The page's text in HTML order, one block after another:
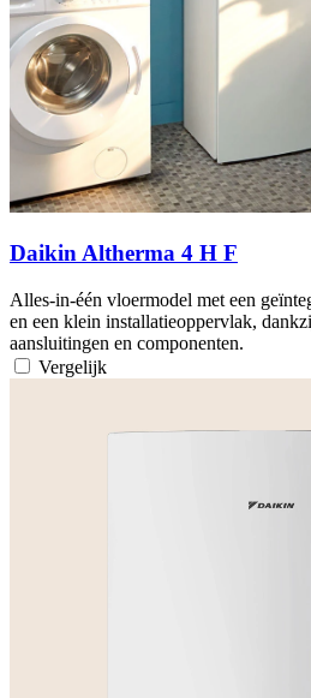
Daikin Altherma 4 H F
Alles-in-één vloermodel met een
en een klein installatieoppervlak,
aansluitingen en componenten.
Vergelijk